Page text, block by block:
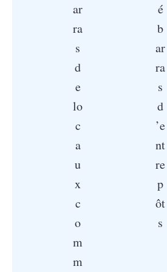
ar
ra
s
d
e
lo
c
a
u
x
c
o
m
m
é
b
ar
ra
s
d
’e
nt
re
p
ôt
s